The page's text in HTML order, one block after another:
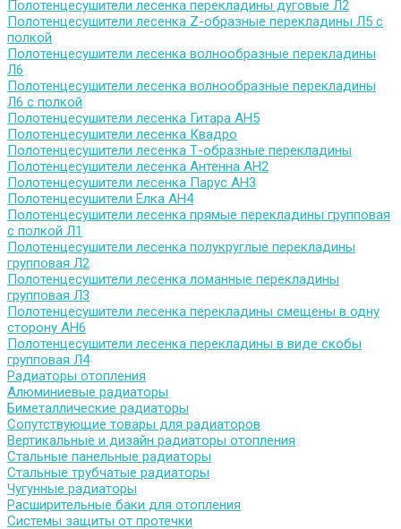
Полотенцесушители лесенка перекладины дуговые Л2
Полотенцесушители лесенка Z-образные перекладины Л5 с
полкой
Полотенцесушители лесенка волнообразные перекладины
Л6
Полотенцесушители лесенка волнообразные перекладины
Л6 с полкой
Полотенцесушители лесенка Гитара АН5
Полотенцесушители лесенка Квадро
Полотенцесушители лесенка Т-образные перекладины
Полотенцесушители лесенка Антенна АН2
Полотенцесушители лесенка Парус АН3
Полотенцесушители Елка АН4
Полотенцесушители лесенка прямые перекладины групповая
с полкой Л1
Полотенцесушители лесенка полукруглые перекладины
групповая Л2
Полотенцесушители лесенка ломанные перекладины
групповая Л3
Полотенцесушители лесенка перекладины смещены в одну
сторону АН6
Полотенцесушители лесенка перекладины в виде скобы
групповая Л4
Радиаторы отопления
Алюминиевые радиаторы
Биметаллические радиаторы
Сопутствующие товары для радиаторов
Вертикальные и дизайн радиаторы отопления
Стальные панельные радиаторы
Стальные трубчатые радиаторы
Чугунные радиаторы
Расширительные баки для отопления
Системы защиты от протечки